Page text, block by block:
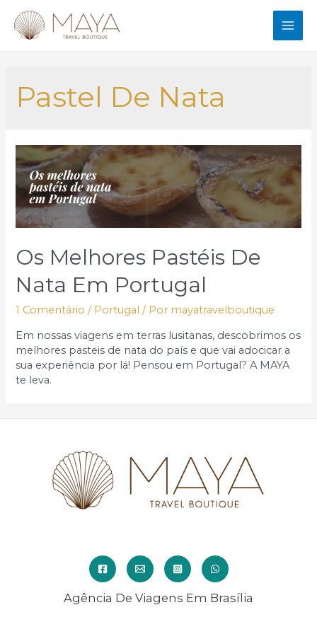
para
Pastel De Nata
Os Melhores Pastéis De
Nata Em Portugal
1 Comentário / Portugal / Por mayatravelboutique
Em nossas viagens em terras lusitanas, descobrimos os
melhores pasteis de nata do país e que vai adocicar a
sua experiência por lá! Pensou em Portugal? A MAYA
te leva.
Agência De Viagens Em Brasília